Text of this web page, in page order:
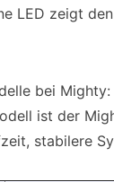
LED zeigt
bei Mighty:
ist der
stabilere